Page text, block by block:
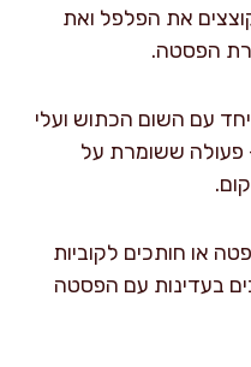
את הפלפל ואת
הפסטה.
יחד עם השום הכתוש ועלי
– פעולה ששומרת על
או חותכים לקוביות
בעדינות עם הפסטה